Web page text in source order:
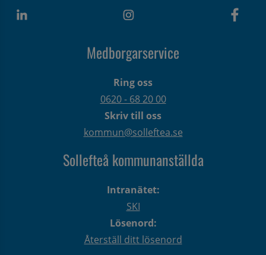
Medborgarservice
Ring oss
0620 - 68 20 00
Skriv till oss
kommun@solleftea.se
Sollefteå kommunanställda
Intranätet:
SKI
Lösenord:
Återställ ditt lösenord